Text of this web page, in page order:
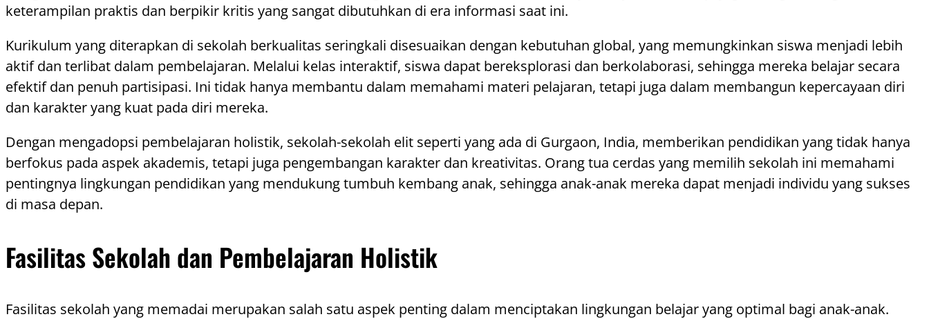
keterampilan praktis dan berpikir kritis yang sangat dibutuhkan di era informasi saat ini.
Kurikulum yang diterapkan di sekolah berkualitas seringkali disesuaikan dengan kebutuhan global, yang memungkinkan siswa menjadi lebih
aktif dan terlibat dalam pembelajaran. Melalui kelas interaktif, siswa dapat bereksplorasi dan berkolaborasi, sehingga mereka belajar secara
efektif dan penuh partisipasi. Ini tidak hanya membantu dalam memahami materi pelajaran, tetapi juga dalam membangun kepercayaan diri
dan karakter yang kuat pada diri mereka.
Dengan mengadopsi pembelajaran holistik, sekolah-sekolah elit seperti yang ada di Gurgaon, India, memberikan pendidikan yang tidak hanya
berfokus pada aspek akademis, tetapi juga pengembangan karakter dan kreativitas. Orang tua cerdas yang memilih sekolah ini memahami
pentingnya lingkungan pendidikan yang mendukung tumbuh kembang anak, sehingga anak-anak mereka dapat menjadi individu yang sukses
di masa depan.
Fasilitas Sekolah dan Pembelajaran Holistik
Fasilitas sekolah yang memadai merupakan salah satu aspek penting dalam menciptakan lingkungan belajar yang optimal bagi anak-anak.